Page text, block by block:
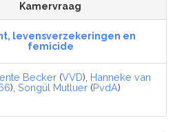
Kamervraag
levensverzekeringen en
femicide
Becker (VVD), Hanneke van
),Songül Mutluer (PvdA)